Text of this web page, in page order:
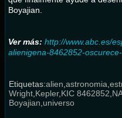
Boyajian.
Ver más: http://www.abc.es/
alienigena-8462852-
Etiquetas:alien,astronomia,
Wright,Kepler,KIC 8462852,
Boyajian,universo